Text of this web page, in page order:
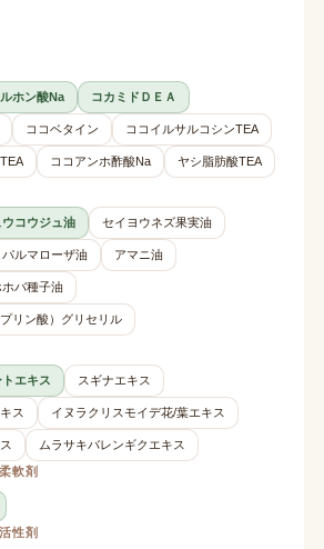
ホン酸Na コカミドＤＥＡ
ココベタイン ココイルサルコシンTEA
ココアンホ酢酸Na
ヤシ脂肪酸TEA
ウコウジュ油 セイヨウネズ果実油
パルマローザ油 アマニ油
ホバ種子油
リン酸）グリセリル
トエキス スギナエキス
ス イヌラクリスモイデ花/葉エキス
ムラサキバレンギクエキス
軟剤
性剤